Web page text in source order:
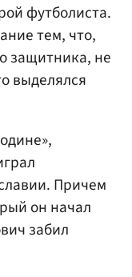
футболиста.
тем, что,
защитника, не
выделялся
Причем
он начал
забил